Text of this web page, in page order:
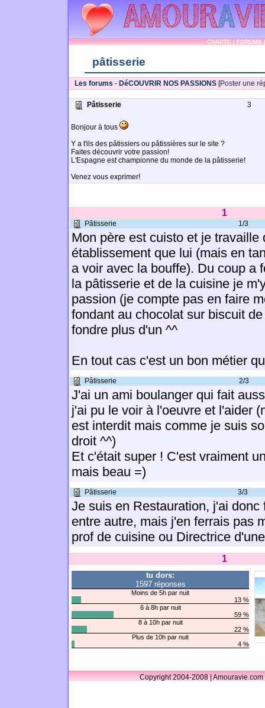
CHARTE|FORUMS
pâtisserie
Les forums - DéCOUVRIR NOS PASSIONS [Poster une
Pâtisserie 3
Bonjour à tous
Y a t'ils des pâtissiers ou pâtissières sur le site ?
Faites découvrir votre passion!
L'Espagne est championne du monde de la pâtisserie!
Venez vous exprimer!
1
Pâtisserie 1/3
Mon père est cuisto et je travaille
établissement que lui (mais en
a voir avec la bouffe). Du coup a
la pâtisserie et de la cuisine je
passion (je compte pas en faire
fondant au chocolat sur biscuit
fondre plus d'un ^^
En tout cas c'est un bon métier
Pâtisserie 2/3
J'ai un ami boulanger qui fait
j'ai pu le voir à l'oeuvre et l'aider
est interdit mais comme je suis
droit ^^)
Et c'était super ! C'est vraiment
mais beau =)
Pâtisserie 3/3
Je suis en Restauration, j'ai donc
entre autre, mais j'en ferrais pas
prof de cuisine ou Directrice
1
tu dors:
1597 réponses
Moins de 5h par nuit
13 %
6 à 8h par nuit
59 %
8 à 10h par nuit
22 %
Plus de 10h par nuit
4 %
Copyright 2004-2008 |